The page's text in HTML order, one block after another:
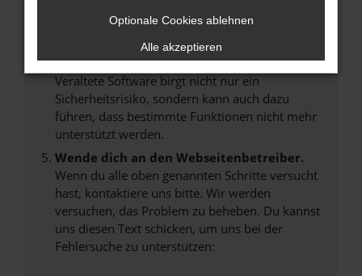
Probleme zu beheben.
Stelle sicher, dass dein Browser und dein
Betriebssystem auf dem neuesten Stand
sind.
Veraltete Software birgt nicht nur ein
Sicherheitsrisiko, sondern kann auch dazu
führen, dass bestimmte Funktionen nicht mehr
unterstützt werden.
Wende dich an den Webseitenbetreiber.
Wenn du alle oben genannten Schritte versucht
hast, kontaktiere uns bitte. Wir werden
versuchen, das Problem zu beheben. Du kannst
uns diesen Text schicken, um uns bei der
Fehlersuche zu unterstützen:
Optionale Cookies ablehnen
Alle akzeptieren